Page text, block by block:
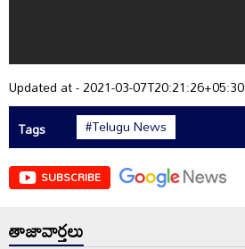
Updated at - 2021-03-07T20:21:26+05:30
Tags
#Telugu News
SUBSCRIBE
తాజావార్తలు